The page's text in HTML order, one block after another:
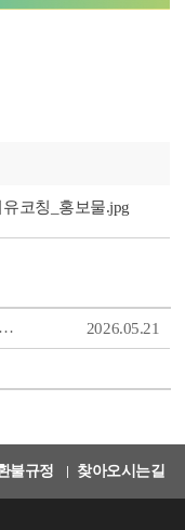
코칭_홍보물.jpg
[세종대학교] 박람회 아지트 with GLOBAL TALENT FAIR 참여자 모집 2026.05.21
불규정 찾아오시는길